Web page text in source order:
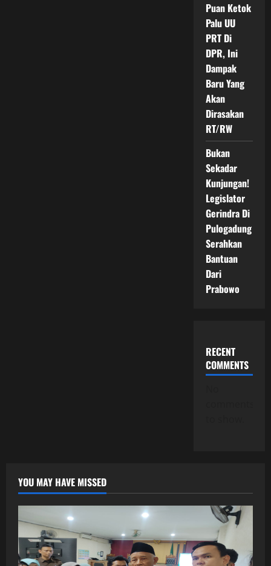
Puan Ketok
Palu UU
PRT Di
DPR, Ini
Dampak
Baru Yang
Akan
Dirasakan
RT/RW
Bukan
Sekadar
Kunjungan!
Legislator
Gerindra Di
Pulogadung
Serahkan
Bantuan
Dari
Prabowo
RECENT
COMMENTS
YOU MAY HAVE MISSED